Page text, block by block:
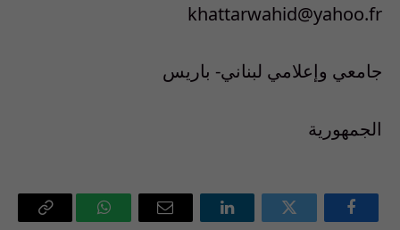
khattarwahid@yahoo.fr
جامعي وإعلامي لبناني- باريس
الجمهورية
فيسبوك تويتر لينكدإن
البريد
واتساب Copy